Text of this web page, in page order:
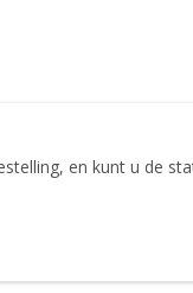
en kunt u de